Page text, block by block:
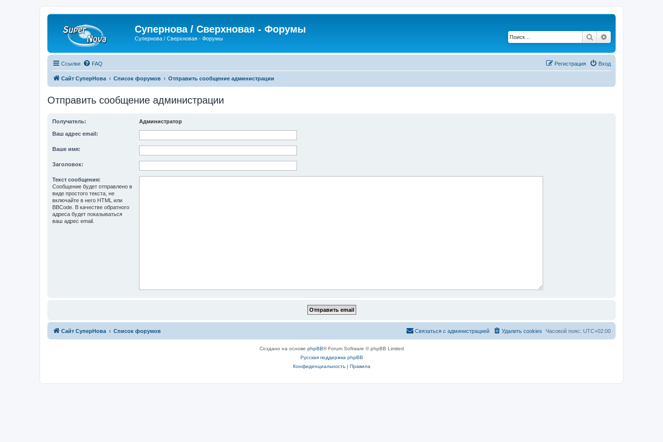
Супернова / Сверхновая - Форумы
Супернова / Сверхновая - Форумы Поиск
Ссылки FAQ Вход
Регистрация
Сайт СуперНова Список форумов Отправить сообщение администрации
Отправить сообщение администрации
Получатель: Администратор
Ваш адрес email:
Ваше имя:
Заголовок:
Текст сообщения:
Сообщение будет отправлено в
виде простого текста, не
включайте в него HTML или
BBCode. В качестве обратного
адреса будет показываться
ваш адрес email.
Сайт СуперНова Список форумов Часовой пояс: UTC+02:00
Удалить cookies
Связаться с администрацией
Создано на основе phpBB® Forum Software © phpBB Limited
Русская поддержка phpBB
Конфиденциальность| Правила